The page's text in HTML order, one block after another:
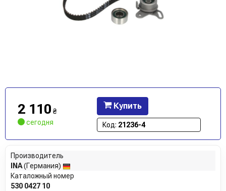
2 110 ₴
сегодня
Купить
Код: 21236-4
Производитель
INA(Германия)
Каталожный номер
530 0427 10